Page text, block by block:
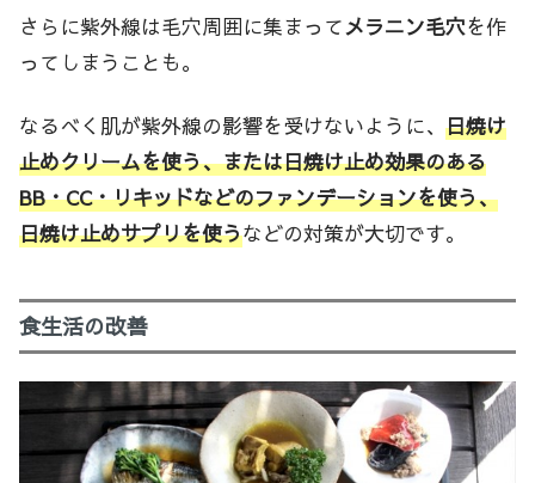
さらに紫外線は毛穴周囲に集まってメラニン毛穴を作
ってしまうことも。
なるべく肌が紫外線の影響を受けないように、 日焼け
止めクリームを使う、または日焼け止め効果のある
BB・CC・リキッドなどのファンデーションを使う、
日焼け止めサプリを使うなどの対策が大切です。
食生活の改善